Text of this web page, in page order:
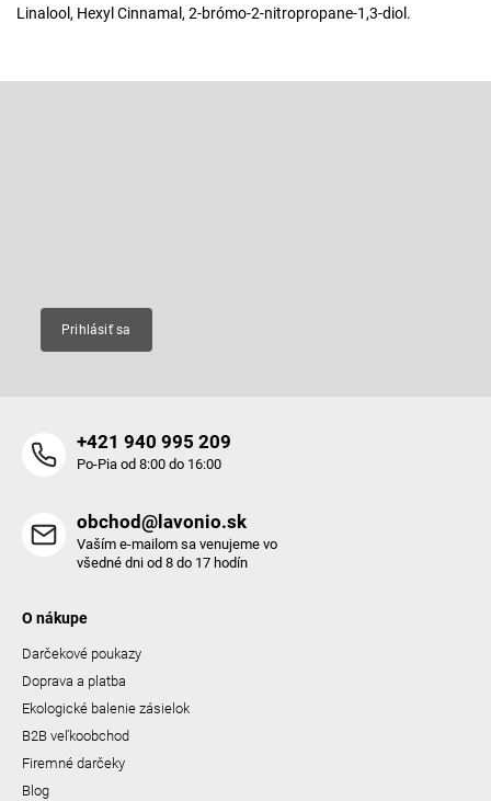
Linalool, Hexyl Cinnamal, 2-brómo-2-nitropropane-1,3-diol.
Prihlásiť sa
+421 940 995 209
Po-Pia od 8:00 do 16:00
obchod@lavonio.sk
Vaším e-mailom sa venujeme vo
všedné dni od 8 do 17 hodín
O nákupe
Darčekové poukazy
Doprava a platba
Ekologické balenie zásielok
B2B veľkoobchod
Firemné darčeky
Blog